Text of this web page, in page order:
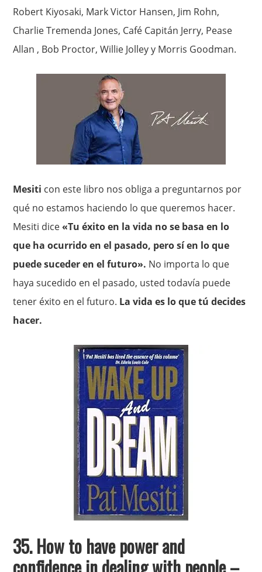
Robert Kiyosaki, Mark Victor Hansen, Jim Rohn,
Charlie Tremenda Jones, Café Capitán Jerry, Pease
Allan , Bob Proctor, Willie Jolley y Morris Goodman.
Mesiti con este libro nos obliga a preguntarnos por
qué no estamos haciendo lo que queremos hacer.
Mesiti dice«Tu éxito en la vida no se basa en lo
que ha ocurrido en el pasado, pero sí en lo que
puede suceder en el futuro». No importa lo que
haya sucedido en el pasado, usted todavía puede
tener éxito en el futuro. La vida es lo que tú decides
hacer.
35. How to have power and